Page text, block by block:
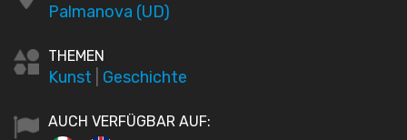
Palmanova (UD)
THEMEN
Kunst Geschichte
AUCH VERFÜGBAR AUF: